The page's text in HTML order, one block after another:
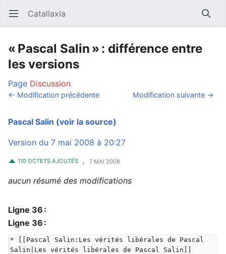
Ouvrir le menu principal Catallaxia
« Pascal Salin » : différence entre
les versions
Page Discussion
← Modification précédente Modification suivante →
Pascal Salin (voir la source)
Version du 7 mai 2008 à 20:27
110 OCTETS AJOUTÉS , 7 MAI 2008
aucun résumé des modifications
Ligne 36 :
Ligne 36 :
* [[Pascal Salin:Les vérités libérales de Pascal
Salin|Les vérités libérales de Pascal Salin]]